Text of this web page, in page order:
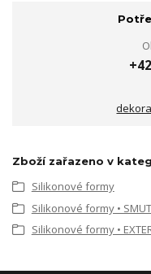
Zboží zařazeno v
Silikonové formy
Silikonové formy •
Silikonové formy •